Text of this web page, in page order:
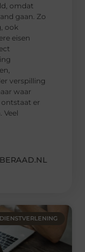
omdat
gaan. Zo
ook
eisen
verspilling
waar
er
Veel
DIENSTVERLENING